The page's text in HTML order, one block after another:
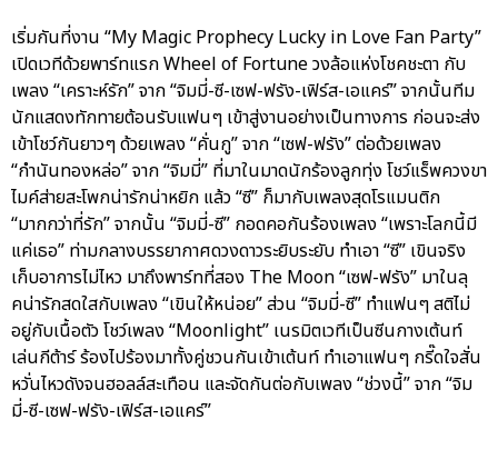
เริ่มกันที่งาน “My Magic Prophecy Lucky in Love Fan Party”
เปิดเวทีด้วยพาร์ทแรก Wheel of Fortune วงล้อแห่งโชคชะตา กับ
เพลง “เคราะห์รัก” จาก “จิมมี่-ซี-เซฟ-ฟรัง-เฟิร์ส-เอแคร์” จากนั้นทีม
นักแสดงทักทายต้อนรับแฟนๆ เข้าสู่งานอย่างเป็นทางการ ก่อนจะส่ง
เข้าโชว์กันยาวๆ ด้วยเพลง “คั่นกู” จาก “เซฟ-ฟรัง” ต่อด้วยเพลง
“กำนันทองหล่อ” จาก “จิมมี่” ที่มาในมาดนักร้องลูกทุ่ง โชว์แร็พควงขา
ไมค์ส่ายสะโพกน่ารักน่าหยิก แล้ว “ซี” ก็มากับเพลงสุดโรแมนติก
“มากกว่าที่รัก” จากนั้น “จิมมี่-ซี” กอดคอกันร้องเพลง “เพราะโลกนี้มี
แค่เธอ” ท่ามกลางบรรยากาศดวงดาวระยิบระยับ ทำเอา “ซี” เขินจริง
เก็บอาการไม่ไหว มาถึงพาร์ทที่สอง The Moon “เซฟ-ฟรัง” มาในลุ
คน่ารักสดใสกับเพลง “เขินให้หน่อย” ส่วน “จิมมี่-ซี” ทำแฟนๆ สติไม่
อยู่กับเนื้อตัว โชว์เพลง “Moonlight” เนรมิตเวทีเป็นซีนกางเต้นท์
เล่นกีต้าร์ ร้องไปร้องมาทั้งคู่ชวนกันเข้าเต้นท์ ทำเอาแฟนๆ กรี๊ดใจสั่น
หวั่นไหวดังจนฮอลล์สะเทือน และจัดกันต่อกับเพลง “ช่วงนี้” จาก “จิม
มี่-ซี-เซฟ-ฟรัง-เฟิร์ส-เอแคร์”